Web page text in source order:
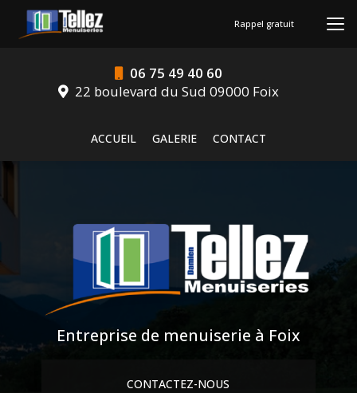
contenu
06 75 49 40 60
22 boulevard du Sud 09000 Foix
ACCUEIL
GALERIE CONTACT
Rappel gratuit
Entreprise de menuiserie à Foix
CONTACTEZ-NOUS